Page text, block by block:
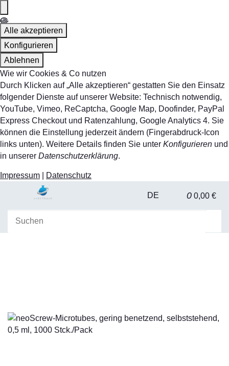
Alle akzeptieren
Konfigurieren
Ablehnen
Wie wir Cookies & Co nutzen
Durch Klicken auf „Alle akzeptieren“ gestatten Sie den Einsatz
folgender Dienste auf unserer Website: Technisch notwendig,
YouTube, Vimeo, ReCaptcha, Google Map, Doofinder, PayPal
Express Checkout und Ratenzahlung, Google Analytics 4. Sie
können die Einstellung jederzeit ändern (Fingerabdruck-Icon
links unten). Weitere Details finden Sie unter Konfigurieren und
in unserer Datenschutzerklärung.
Impressum Datenschutz
DE 0 0,00 €